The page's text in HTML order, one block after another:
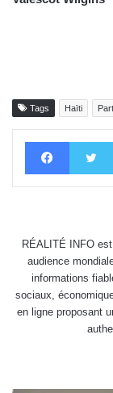
Tags Haïti
RÉALITÉ INFO
audience
informations
sociaux,
en ligne proposant